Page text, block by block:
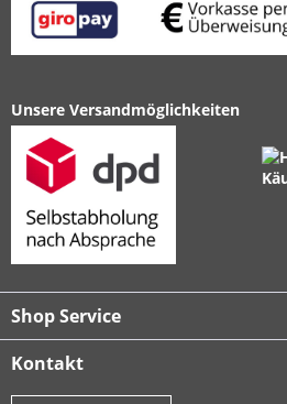
Unsere Versandmöglichkeiten
Shop Service
Kontakt